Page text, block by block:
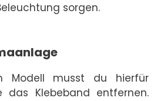
sorgen.
Modell musst du hierfür
das Klebeband entfernen.